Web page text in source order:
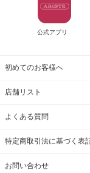
公式アプリ
初めてのお客様へ
店舗リスト
よくある質問
特定商取引法に基づく表
お問い合わせ